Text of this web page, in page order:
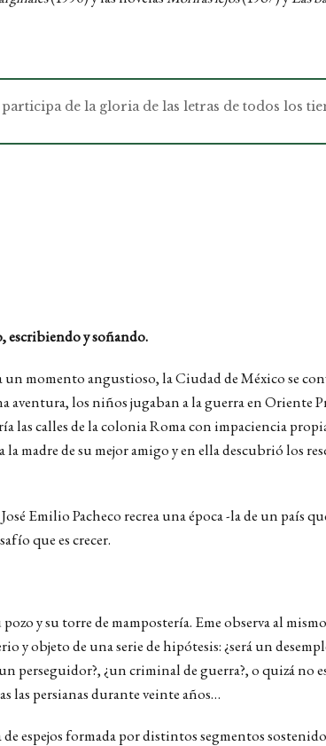
de la gloria de las letras de todos los
escribiendo y soñando.
momento angustioso, la Ciudad de México se
aventura, los niños jugaban a la guerra en Oriente
las calles de la colonia Roma con impaciencia
madre de su mejor amigo y en ella descubrió los
Emilio Pacheco recrea una época -la de un país
que es crecer.
y su torre de mampostería. Eme observa al
y objeto de una serie de hipótesis: ¿será un
perseguidor?, ¿un criminal de guerra?, o quizá
las persianas durante veinte años…
espejos formada por distintos segmentos